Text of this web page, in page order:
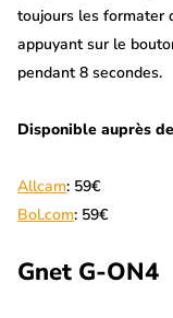
toujours les formater
appuyant sur le
pendant 8 secondes.
Disponible auprès
Allcam: 59€
Bol.com: 59€
Gnet G-ON4